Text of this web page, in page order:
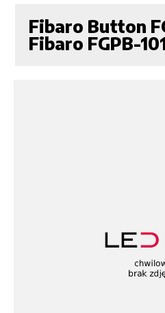
Fibaro Button
Fibaro FGPB-